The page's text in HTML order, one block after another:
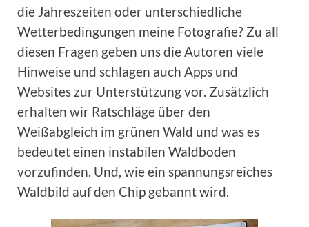
die Jahreszeiten oder unterschiedliche
Wetterbedingungen meine Fotografie? Zu all
diesen Fragen geben uns die Autoren viele
Hinweise und schlagen auch Apps und
Websites zur Unterstützung vor. Zusätzlich
erhalten wir Ratschläge über den
Weißabgleich im grünen Wald und was es
bedeutet einen instabilen Waldboden
vorzufinden. Und, wie ein spannungsreiches
Waldbild auf den Chip gebannt wird.